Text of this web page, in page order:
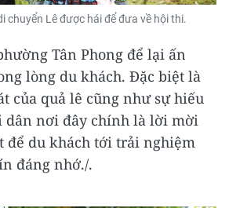
chuyển Lê được hái để đưa về hội thi.
Tân Phong để lại ấn
lòng du khách. Đặc biệt là
của quả lê cũng như sự hiếu
dân nơi đây chính là lời mời
để du khách tới trải nghiệm
đáng nhớ./.